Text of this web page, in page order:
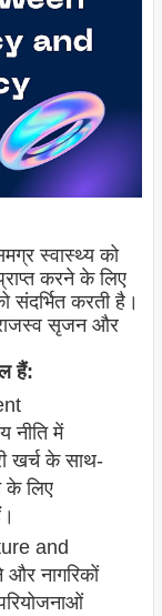
स्वास्थ्य को
करने के लिए
संदर्भित करती है।
राजस्व सृजन और
हैं:
नीति में
खर्च के साथ-
के लिए
and
नागरिकों